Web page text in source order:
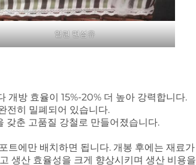
열린 면섬유
개방 효율이 15%-20% 더 높아 강력합니다.
전히 밀폐되어 있습니다.
갖춘 고품질 강철로 만들어졌습니다.
트에만 배치하면 됩니다. 개봉 후에는 재료가
생산 효율성을 크게 향상시키며 생산 비용을